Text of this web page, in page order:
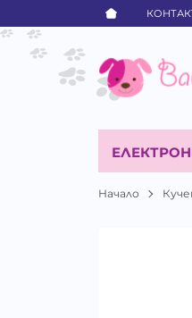
Начало